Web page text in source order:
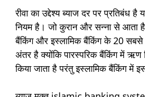
रीवा का उद्देश्य ब्याज दर पर प्रतिबंध है
नियम है। जो कुरान और सन्ना से आता
बैंकिंग और इस्लामिक बैंकिंग के 20 सबसे
अंतर है क्योंकि पारस्परिक बैंकिंग में ऋण
किया जाता है परंतु इस्लामिक बैंकिंग में